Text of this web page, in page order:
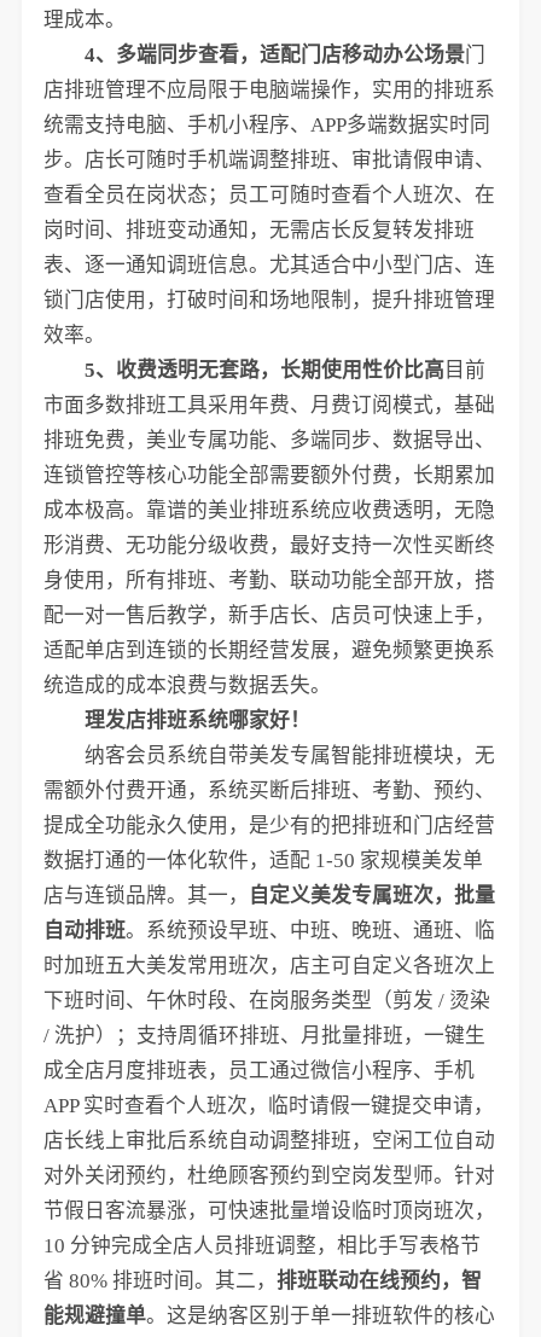
理成本。
4、多端同步查看，适配门店移动办公场景门
店排班管理不应局限于电脑端操作，实用的排班系
统需支持电脑、手机小程序、APP多端数据实时同
步。店长可随时手机端调整排班、审批请假申请、
查看全员在岗状态；员工可随时查看个人班次、在
岗时间、排班变动通知，无需店长反复转发排班
表、逐一通知调班信息。尤其适合中小型门店、连
锁门店使用，打破时间和场地限制，提升排班管理
效率。
5、收费透明无套路，长期使用性价比高目前
市面多数排班工具采用年费、月费订阅模式，基础
排班免费，美业专属功能、多端同步、数据导出、
连锁管控等核心功能全部需要额外付费，长期累加
成本极高。靠谱的美业排班系统应收费透明，无隐
形消费、无功能分级收费，最好支持一次性买断终
身使用，所有排班、考勤、联动功能全部开放，搭
配一对一售后教学，新手店长、店员可快速上手，
适配单店到连锁的长期经营发展，避免频繁更换系
统造成的成本浪费与数据丢失。
理发店排班系统哪家好！
纳客会员系统自带美发专属智能排班模块，无
需额外付费开通，系统买断后排班、考勤、预约、
提成全功能永久使用，是少有的把排班和门店经营
数据打通的一体化软件，适配 1-50 家规模美发单
店与连锁品牌。其一，
自定义美发专属班次，批量
自动排班。系统预设早班、中班、晚班、通班、临
时加班五大美发常用班次，店主可自定义各班次上
下班时间、午休时段、在岗服务类型（剪发 / 烫染
/ 洗护）；支持周循环排班、月批量排班，一键生
成全店月度排班表，员工通过微信小程序、手机
APP 实时查看个人班次，临时请假一键提交申请，
店长线上审批后系统自动调整排班，空闲工位自动
对外关闭预约，杜绝顾客预约到空岗发型师。针对
节假日客流暴涨，可快速批量增设临时顶岗班次，
10 分钟完成全店人员排班调整，相比手写表格节
省 80% 排班时间。其二， 排班联动在线预约，智
能规避撞单。这是纳客区别于单一排班软件的核心